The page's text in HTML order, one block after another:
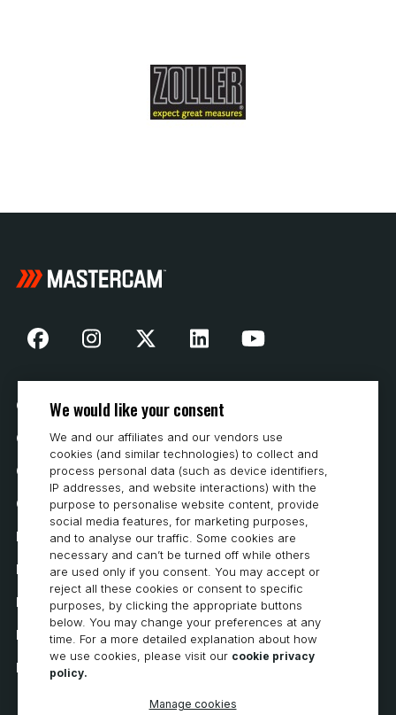
Cookie Preferences
Contattaci
Come acquistare
Carriera
Requisiti di sistema
Privacy
Informativa sulla privacy
Dichiarazione di accessibilità
Informativa sui cookie
We would like your consent
We and our affiliates and our vendors use
cookies (and similar technologies) to collect and
process personal data (such as device identifiers,
IP addresses, and website interactions) with the
purpose to personalise website content, provide
social media features, for marketing purposes,
and to analyse our traffic. Some cookies are
necessary and can’t be turned off while others
are used only if you consent. You may accept or
reject all these cookies or consent to specific
purposes, by clicking the appropriate buttons
below. You may change your preferences at any
time. For a more detailed explanation about how
we use cookies, please visit our cookie privacy
policy.
Manage cookies